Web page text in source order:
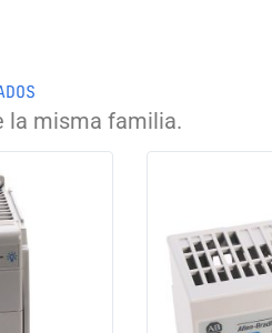
la misma familia.